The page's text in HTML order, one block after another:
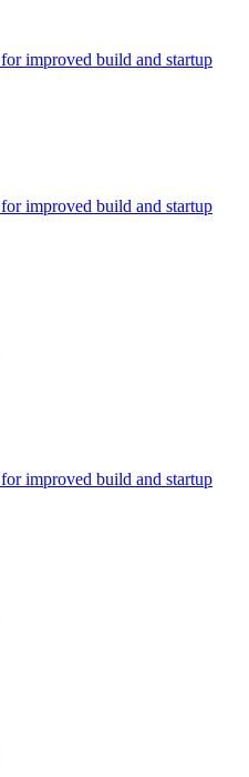
improved build and startup
improved build and startup
improved build and startup